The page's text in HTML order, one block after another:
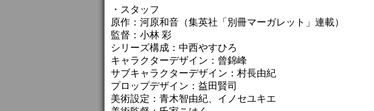
・スタッフ
原作：河原和音（集英社「別冊マーガレット」連載）
監督：小林 彩
シリーズ構成：中西やすひろ
キャラクターデザイン：曾錦峰
サブキャラクターデザイン：村長由紀
プロップデザイン：益田賢司
美術設定：青木智由紀、イノセユキエ